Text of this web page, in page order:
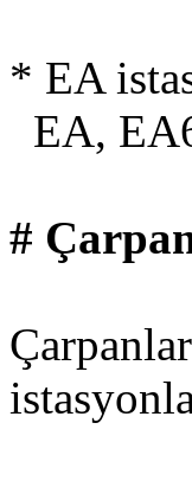
* EA
EA,
#